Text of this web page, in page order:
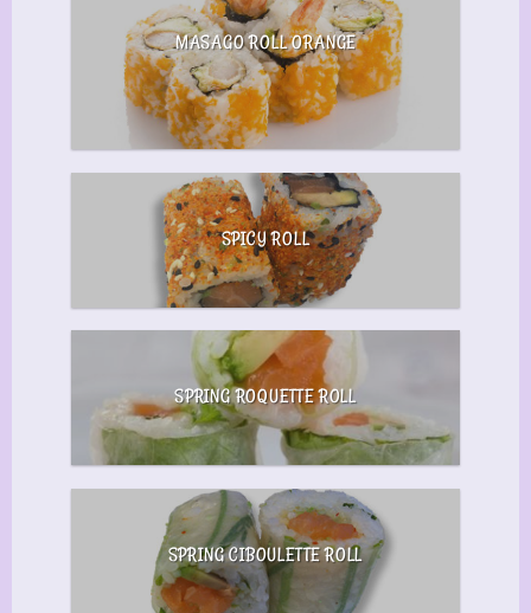
MASAGO ROLL ORANGE
SPICY ROLL
SPRING ROQUETTE ROLL
SPRING CIBOULETTE ROLL